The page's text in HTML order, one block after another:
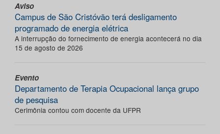
Aviso
Campus de São Cristóvão terá desligamento
programado de energia elétrica
A interrupção do fornecimento de energia acontecerá no dia
15 de agosto de 2026
Evento
Departamento de Terapia Ocupacional lança grupo
de pesquisa
Cerimônia contou com docente da UFPR